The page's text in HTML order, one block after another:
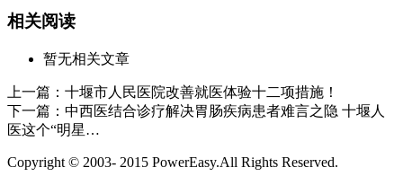
相关阅读
暂无相关文章
上一篇： 十堰市人民医院改善就医体验十二项措施！
下一篇： 中西医结合诊疗解决胃肠疾病患者难言之隐 十堰人
医这个“明星…
Copyright © 2003- 2015 PowerEasy.All Rights Reserved.